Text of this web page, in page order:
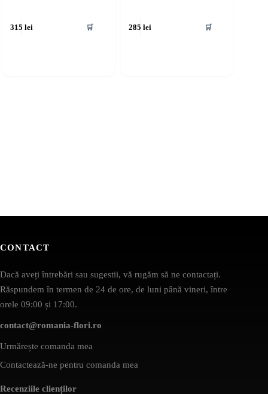
315lei 🛒 285lei 🛒
CONTACT
Dacă aveți întrebări sau sugestii, vă rugăm să ne contactați.
Răspundem în termen de 24 de ore, de luni până vineri, între
orele 09:00 și 17:00.
contact@romania-flori.ro
Urmărește comanda mea
Contactează-ne pentru comanda mea
Recenziile clienților